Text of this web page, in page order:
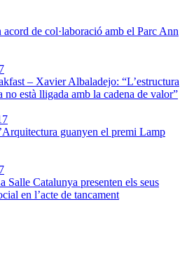
de col·laboració amb el Parc Ann
– Xavier Albaladejo: “L’estructura
no està lligada amb la cadena de valor”
guanyen el premi Lamp
Salle Catalunya presenten els seus
en l’acte de tancament